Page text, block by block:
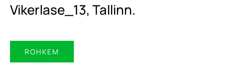
Vikerlase_13, Tallinn.
ROHKEM